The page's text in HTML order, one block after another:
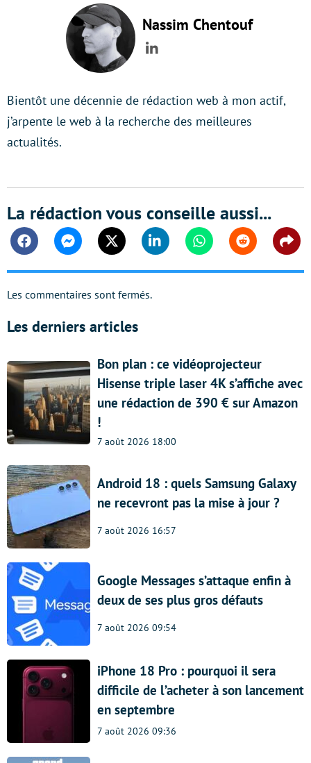
Nassim Chentouf
LinkedIn
Bientôt une décennie de rédaction web à mon actif,
j’arpente le web à la recherche des meilleures
actualités.
La rédaction vous conseille aussi...
FacebookMessengerTwitter Linkedin WhatsappReddit
Les commentaires sont fermés.
Les derniers articles
Bon plan : ce vidéoprojecteur
Hisense triple laser 4K s’affiche avec
une rédaction de 390 € sur Amazon
!
7 août 2026 18:00
Android 18 : quels Samsung Galaxy
ne recevront pas la mise à jour ?
7 août 2026 16:57
Google Messages s’attaque enfin à
deux de ses plus gros défauts
7 août 2026 09:54
iPhone 18 Pro : pourquoi il sera
difficile de l’acheter à son lancement
en septembre
7 août 2026 09:36